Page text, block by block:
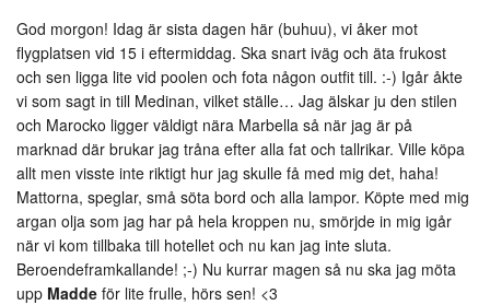
God morgon! Idag är sista dagen här (buhuu), vi åker mot
flygplatsen vid 15 i eftermiddag. Ska snart iväg och äta frukost
och sen ligga lite vid poolen och fota någon outfit till. :-) Igår åkte
vi som sagt in till Medinan, vilket ställe… Jag älskar ju den stilen
och Marocko ligger väldigt nära Marbella så när jag är på
marknad där brukar jag tråna efter alla fat och tallrikar. Ville köpa
allt men visste inte riktigt hur jag skulle få med mig det, haha!
Mattorna, speglar, små söta bord och alla lampor. Köpte med mig
argan olja som jag har på hela kroppen nu, smörjde in mig igår
när vi kom tillbaka till hotellet och nu kan jag inte sluta.
Beroendeframkallande! ;-) Nu kurrar magen så nu ska jag möta
upp Madde för lite frulle, hörs sen! <3